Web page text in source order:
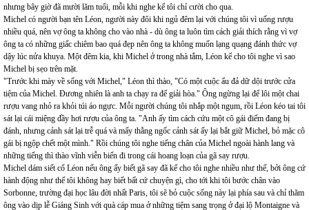
nhưng bây giờ đã mười lăm tuổi, mỗi khi nghe kể tôi chỉ cười cho qua.
Michel có người bạn tên Léon, người này đôi khi ngủ đêm lại với chúng tôi vì uống rượu
nhiều quá, nên vợ ông ta không cho vào nhà - dù ông ta luôn tìm cách giải thích rằng vì vợ
ông ta có những giấc chiêm bao quá đẹp nên ông ta không muốn lạng quạng đánh thức vợ
dậy lúc nửa khuya. Một đêm kia, khi Michel ở trong nhà tắm, Léon kể cho tôi nghe vì sao
Michel bị sẹo trên mặt.
"Trước khi mày về sống với Michel," Léon thì thào, "Có một cuộc ẩu đả dữ dội trước cửa
tiệm của Michel. Đương nhiên là anh ta chạy ra để giải hòa." Ông ngừng lại để lôi một chai
rượu vang nhỏ ra khỏi túi áo ngực. Mỗi người chúng tôi nhắp một ngụm, rồi Léon kéo tai tôi
sát lại cái miệng đầy hơi rượu của ông ta. "Anh ấy tìm cách cứu một cô gái điếm đang bị
đánh, nhưng cảnh sát lại trễ quá và mấy thằng ngốc cảnh sát ấy lại bắt giữ Michel, bỏ mặc cô
gái bị ngộp chết một mình." Rồi chúng tôi nghe tiếng chân của Michel ngoài hành lang và
những tiếng thì thào vĩnh viễn biến đi trong cái hoang loạn của gã say rượu.
Michel dám siết cổ Léon nếu ông ấy biết gã say đã kể cho tôi nghe nhiều như thế, bởi ông cứ
hành động như thể tôi không hay biết bất cứ chuyện gì, cho tới khi tôi bước chân vào
Sorbonne, trường đại học lâu đời nhất Paris, tôi sẽ bỏ cuộc sống này lại phía sau và chỉ thăm
ông vào dịp lễ Giáng Sinh với quà cáp mua ở những tiệm sang trọng ở đại lộ Montaigne và